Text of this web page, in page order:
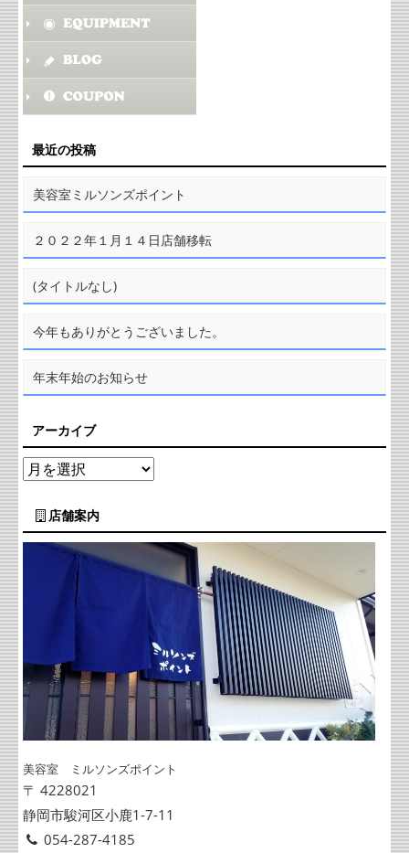
最近の投稿
美容室ミルソンズポイント
２０２２年１月１４日店舗移転
(タイトルなし)
今年もありがとうございました。
年末年始のお知らせ
アーカイブ
店舗案内
美容室 ミルソンズポイント
〒 4228021
静岡市駿河区小鹿1-7-11
054-287-4185